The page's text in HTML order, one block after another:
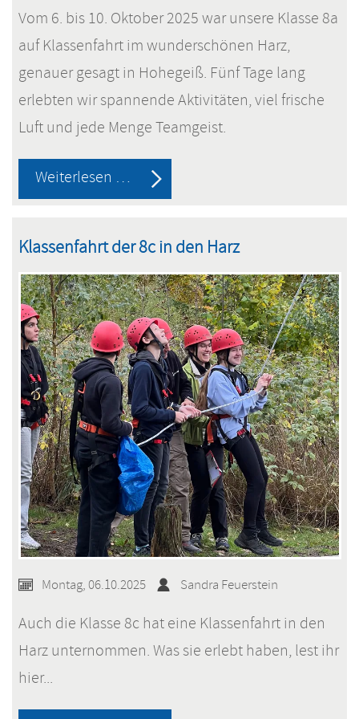
Vom 6. bis 10. Oktober 2025 war unsere Klasse 8a
auf Klassenfahrt im wunderschönen Harz,
genauer gesagt in Hohegeiß. Fünf Tage lang
erlebten wir spannende Aktivitäten, viel frische
Luft und jede Menge Teamgeist.
Weiterlesen … Klassenfahrt
der
nach
Hohegeiß
Klassenfahrt der 8c in den Harz
Montag, 06.10.2025 Sandra Feuerstein
Auch die Klasse 8c hat eine Klassenfahrt in den
Harz unternommen. Was sie erlebt haben, lest ihr
hier...